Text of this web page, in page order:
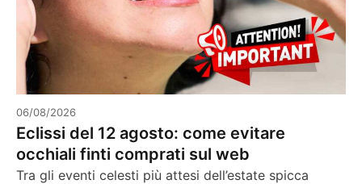
06/08/2026
Eclissi del 12 agosto: come evitare
occhiali finti comprati sul web
Tra gli eventi celesti più attesi dell’estate spicca